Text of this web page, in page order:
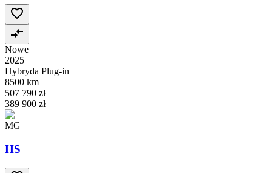
Nowe
2025
Hybryda Plug-in
8500 km
507 790 zł
389 900 zł
MG
HS